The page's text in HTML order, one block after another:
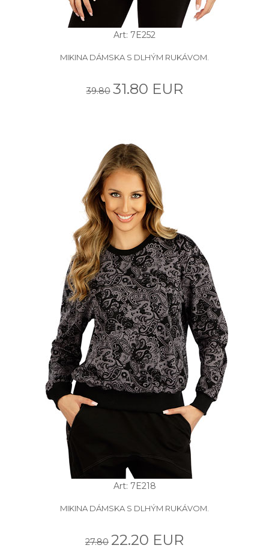
Art: 7E252
MIKINA DÁMSKA S DLHÝM RUKÁVOM.
39.80 31.80 EUR
Art: 7E218
MIKINA DÁMSKA S DLHÝM RUKÁVOM.
27.80 22.20 EUR